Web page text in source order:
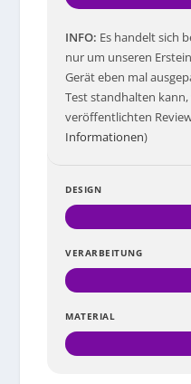
INFO Es handelt sich
nur um unseren
Gerät eben mal
Test standhalten
veröffentlichten
Informationen)
DESIGN
VERARBEITUNG
MATERIAL